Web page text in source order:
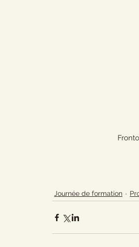
Journée de formation